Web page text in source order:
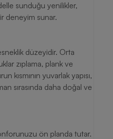
sunduğu yenilikler,
deneyim sunar.
düzeyidir. Orta
zıplama, plank ve
kısmının yuvarlak yapısı,
sırasında daha doğal ve
ön planda tutar.